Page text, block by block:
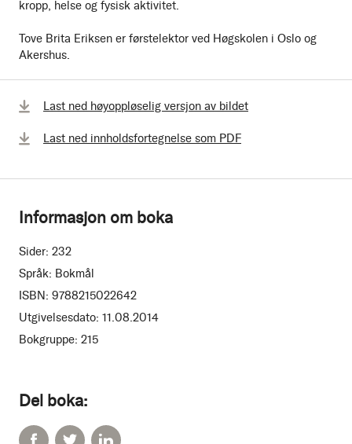
kropp, helse og fysisk aktivitet.
Tove Brita Eriksen er førstelektor ved Høgskolen i Oslo og
Akershus.
Del boka:
Last ned høyoppløselig versjon av bildet
Last ned innholdsfortegnelse som PDF
Informasjon om boka
Sider: 232
Språk: Bokmål
ISBN: 9788215022642
Utgivelsesdato: 11.08.2014
Bokgruppe: 215